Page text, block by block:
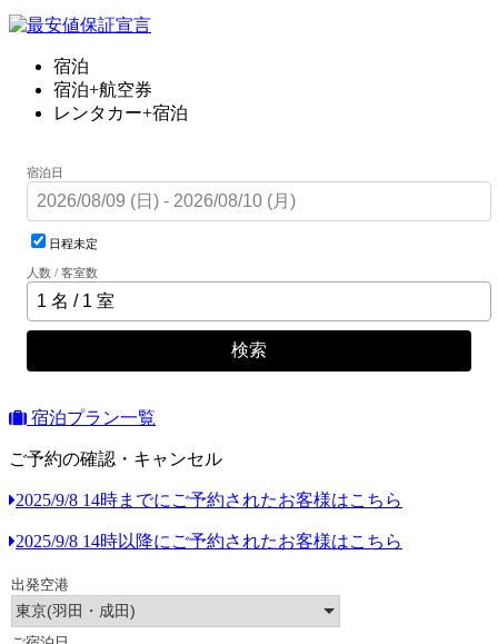
宿泊
宿泊+航空券
レンタカー+宿泊
宿泊日
日程未定
人数 / 客室数
検索
宿泊プラン一覧
ご予約の確認・キャンセル
2025/9/8 14時までにご予約されたお客様はこちら
2025/9/8 14時以降にご予約されたお客様はこちら